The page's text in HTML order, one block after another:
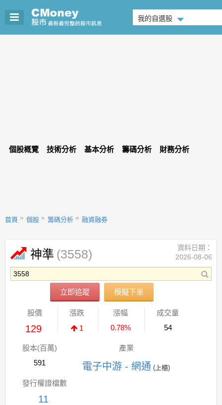
我的自選股
個股概覽 技術分析 基本分析 籌碼分析 財務分析
首頁 個股 籌碼分析 融資融券
神準 (3558)
立即追蹤 模擬下單
資料日期：
2026-08-06
股價
129
漲跌
1
漲幅
0.78%
成交量
54
股本(百萬)
591
產業
電子中游 - 網通 (上櫃)
發行權證檔數
11